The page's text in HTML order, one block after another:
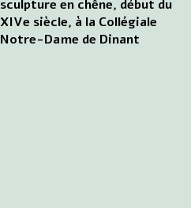
sculpture en chêne, début du
XIVe siècle, à la Collégiale
Notre-Dame de Dinant